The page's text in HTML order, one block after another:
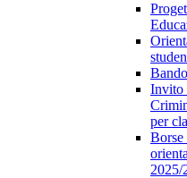
Invito
per
Borse
2025/